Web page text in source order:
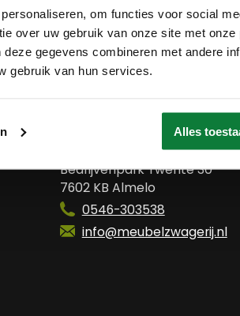
om functies voor social
over uw gebruik van onze site met
gegevens combineren met andere
gebruik van hun services.
Alles
Bedrijvenpark Twente 30
7602 KB Almelo
0546-303538
info@meubelzwagerij.nl